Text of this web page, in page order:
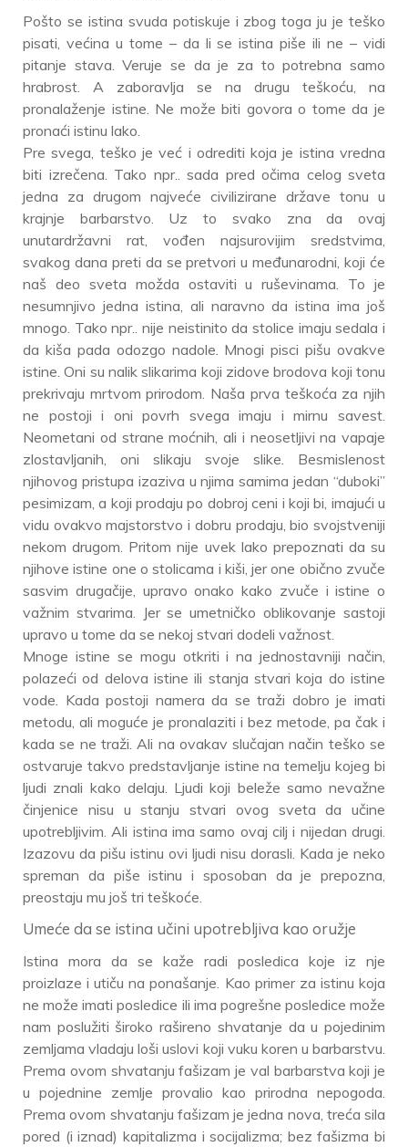
Pošto se istina svuda potiskuje i zbog toga ju je teško
pisati, većina u tome – da li se istina piše ili ne – vidi
pitanje stava. Veruje se da je za to potrebna samo
hrabrost. A zaboravlja se na drugu teškoću, na
pronalaženje istine. Ne može biti govora o tome da je
pronaći istinu lako.
Pre svega, teško je već i odrediti koja je istina vredna
biti izrečena. Tako npr.. sada pred očima celog sveta
jedna za drugom najveće civilizirane države tonu u
krajnje barbarstvo. Uz to svako zna da ovaj
unutardržavni rat, vođen najsurovijim sredstvima,
svakog dana preti da se pretvori u međunarodni, koji će
naš deo sveta možda ostaviti u ruševinama. To je
nesumnjivo jedna istina, ali naravno da istina ima još
mnogo. Tako npr.. nije neistinito da stolice imaju sedala i
da kiša pada odozgo nadole. Mnogi pisci pišu ovakve
istine. Oni su nalik slikarima koji zidove brodova koji tonu
prekrivaju mrtvom prirodom. Naša prva teškoća za njih
ne postoji i oni povrh svega imaju i mirnu savest.
Neometani od strane moćnih, ali i neosetljivi na vapaje
zlostavljanih, oni slikaju svoje slike. Besmislenost
njihovog pristupa izaziva u njima samima jedan “duboki”
pesimizam, a koji prodaju po dobroj ceni i koji bi, imajući u
vidu ovakvo majstorstvo i dobru prodaju, bio svojstveniji
nekom drugom. Pritom nije uvek lako prepoznati da su
njihove istine one o stolicama i kiši, jer one obično zvuče
sasvim drugačije, upravo onako kako zvuče i istine o
važnim stvarima. Jer se umetničko oblikovanje sastoji
upravo u tome da se nekoj stvari dodeli važnost.
Mnoge istine se mogu otkriti i na jednostavniji način,
polazeći od delova istine ili stanja stvari koja do istine
vode. Kada postoji namera da se traži dobro je imati
metodu, ali moguće je pronalaziti i bez metode, pa čak i
kada se ne traži. Ali na ovakav slučajan način teško se
ostvaruje takvo predstavljanje istine na temelju kojeg bi
ljudi znali kako delaju. Ljudi koji beleže samo nevažne
činjenice nisu u stanju stvari ovog sveta da učine
upotrebljivim. Ali istina ima samo ovaj cilj i nijedan drugi.
Izazovu da pišu istinu ovi ljudi nisu dorasli. Kada je neko
spreman da piše istinu i sposoban da je prepozna,
preostaju mu još tri teškoće.
Umeće da se istina učini upotrebljiva kao oružje
Istina mora da se kaže radi posledica koje iz nje
proizlaze i utiču na ponašanje. Kao primer za istinu koja
ne može imati posledice ili ima pogrešne posledice može
nam poslužiti široko rašireno shvatanje da u pojedinim
zemljama vladaju loši uslovi koji vuku koren u barbarstvu.
Prema ovom shvatanju fašizam je val barbarstva koji je
u pojednine zemlje provalio kao prirodna nepogoda.
Prema ovom shvatanju fašizam je jedna nova, treća sila
pored (i iznad) kapitalizma i socijalizma; bez fašizma bi